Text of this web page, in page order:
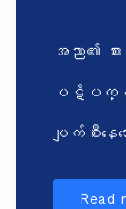
အညာ၏ စ
ပဋိပက္ခ
ပျက်စီးနေသ
Read